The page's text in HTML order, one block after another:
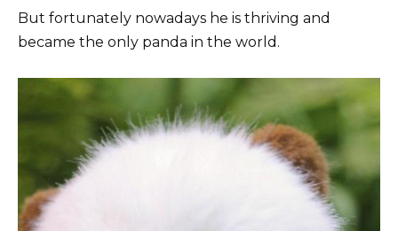
But fortunately nowadays he is thriving and
became the only panda in the world.